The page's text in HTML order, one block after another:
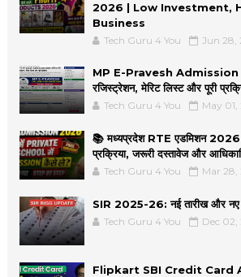
2026 | Low Investment,
Business
Tech Guru 4 You Jun 28,
MP E-Pravesh Admission
रजिस्ट्रेशन, मेरिट लिस्ट और पूरी
Tech Guru 4 You May
📚 मध्यप्रदेश RTE एडमिशन 2026:
प्रक्रिया, जरूरी दस्तावेज और
Tech Guru 4 You Mar 28,
SIR 2025-26: नई तारीख और नए
Tech Guru 4 You Dec 02,
Flipkart SBI Credit Card